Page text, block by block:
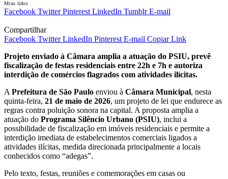
Mins lidos
Facebook Twitter Pinterest LinkedIn Tumblr E-mail
Compartilhar
Facebook Twitter LinkedIn Pinterest E-mail Copiar Link
Projeto enviado à Câmara amplia a atuação do PSIU, prevê
fiscalização de festas residenciais entre 22h e 7h e autoriza
interdição de comércios flagrados com atividades ilícitas.
A Prefeitura de São Paulo enviou à Câmara Municipal, nesta
quinta-feira, 21 de maio de 2026, um projeto de lei que endurece as
regras contra poluição sonora na capital. A proposta amplia a
atuação do Programa Silêncio Urbano (PSIU), inclui a
possibilidade de fiscalização em imóveis residenciais e permite a
interdição imediata de estabelecimentos comerciais ligados a
atividades ilícitas, medida direcionada principalmente a locais
conhecidos como “adegas”.
Pelo texto, festas, reuniões e comemorações em casas ou